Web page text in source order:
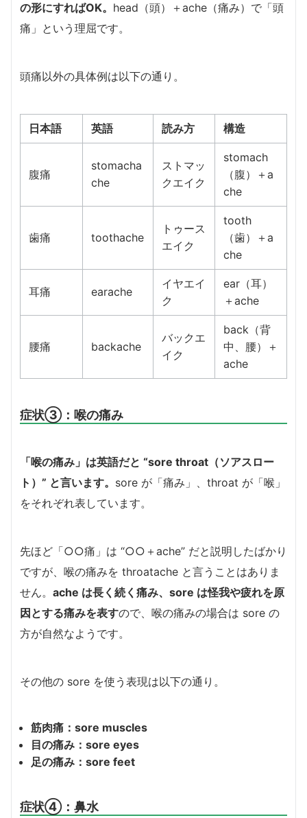
の形にすればOK。 head（頭）＋ache（痛み）で「頭
痛」という理屈です。
頭痛以外の具体例は以下の通り。
日本語 英語 読み方 構造
腹痛
stomacha
che
ストマッ
クエイク
stomach
（腹）＋a
che
歯痛 toothache
トゥース
エイク
tooth
（歯）＋a
che
耳痛 earache
イヤエイ
ク
ear（耳）
＋ache
腰痛 backache
バックエ
イク
back（背
中、腰）＋
ache
症状③：喉の痛み
「喉の痛み」は英語だと “sore throat（ソアスロー
ト）” と言います。 sore が「痛み」、throat が「喉」
をそれぞれ表しています。
先ほど「○○痛」は “○○＋ache” だと説明したばかり
ですが、喉の痛みを throatache と言うことはありま
せん。 ache は長く続く痛み、sore は怪我や疲れを原
因とする痛みを表すので、喉の痛みの場合は sore の
方が自然なようです。
その他の sore を使う表現は以下の通り。
筋肉痛：sore muscles
目の痛み：sore eyes
足の痛み：sore feet
症状④：鼻水